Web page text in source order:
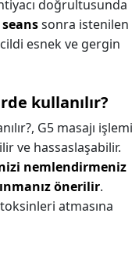
doğrultusunda
seanssonra istenilen
cildi esnek ve gergin
kullanılır?
G5 masajı işlemi
ve hassaslaşabilir.
nemlendirmeniz
önerilir.
atmasına